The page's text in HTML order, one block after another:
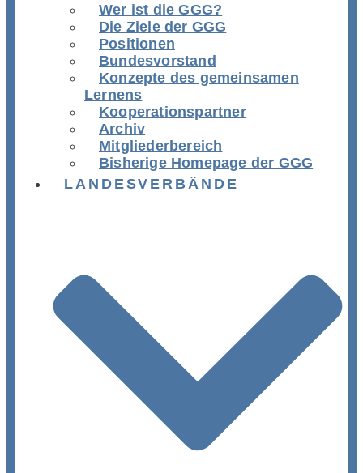
Wer ist die GGG?
Die Ziele der GGG
Positionen
Bundesvorstand
Konzepte des gemeinsamen
Lernens
Kooperationspartner
Archiv
Mitgliederbereich
Bisherige Homepage der GGG
LANDESVERBÄNDE